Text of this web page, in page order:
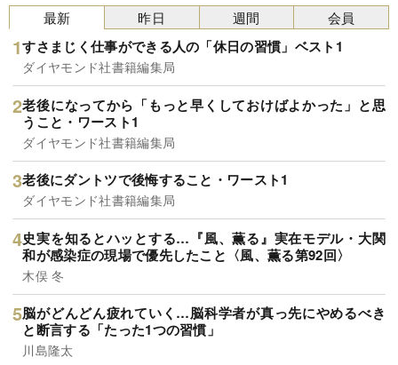
最新
すさまじく仕事ができる人の「休日の習慣」ベスト1
ダイヤモンド社書籍編集局
老後になってから「もっと早くしておけばよかった」と思
うこと・ワースト1
ダイヤモンド社書籍編集局
老後にダントツで後悔すること・ワースト1
ダイヤモンド社書籍編集局
史実を知るとハッとする…『風、薫る』実在モデル・大関
和が感染症の現場で優先したこと〈風、薫る第92回〉
木俣 冬
脳がどんどん疲れていく…脳科学者が真っ先にやめるべき
と断言する「たった1つの習慣」
川島隆太
昨日 週間 会員